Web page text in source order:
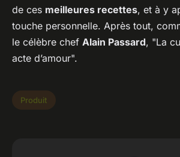
de ces meilleures recettes, et à y
touche personnelle. Après tout,
le célèbre chef Alain Passard, "La
acte d’amour".
Produit